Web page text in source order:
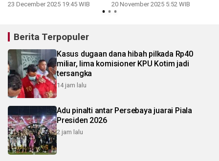
23 December 2025 19:45 WIB 20 November 2025 5:52 WIB
Berita Terpopuler
Kasus dugaan dana hibah pilkada Rp40
miliar, lima komisioner KPU Kotim jadi
tersangka
14 jam lalu
Adu pinalti antar Persebaya juarai Piala
Presiden 2026
2 jam lalu